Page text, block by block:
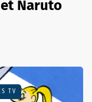
Naruto
TV